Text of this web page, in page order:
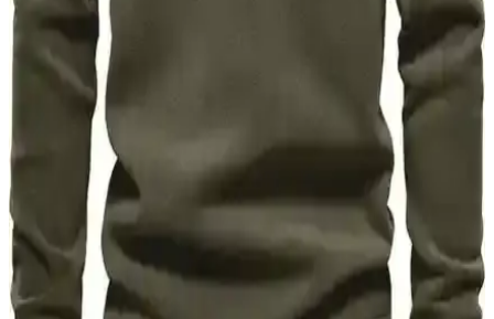
Erkekler İçin Uzun Kollu Polo Gömlekler: Şıklık ve
Konforun Uyumlu Birleşimi
Erkekler için uzun kollu polo gömlekler, şıklık ve rahatlığı bir arada
sunar. Çok yönlü kullanımıyla mevsim geçişlerinde ideal, çeşitli
modelleriyle tarzınızı tamamlar. Günlük ve resmi kombinasyonlarda
tercih edilebilir.
Valentino Erkek Montları: Şıklık ve Kalitenin
Buluştuğu Modern Tasarımlar
Valentino erkek montları, yüksek kalite ve şık tasarımlarıyla tarz
sahibi erkeklerin gardırobunda vazgeçilmez olur. Modern modeller
ve dayanıklı malzemeleriyle her mevsime uygun seçenekler sunar.